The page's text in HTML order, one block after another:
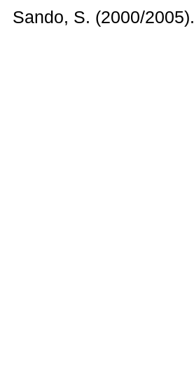
Sando, S. (2000/2005).